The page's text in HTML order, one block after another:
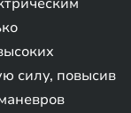
силу, повысив